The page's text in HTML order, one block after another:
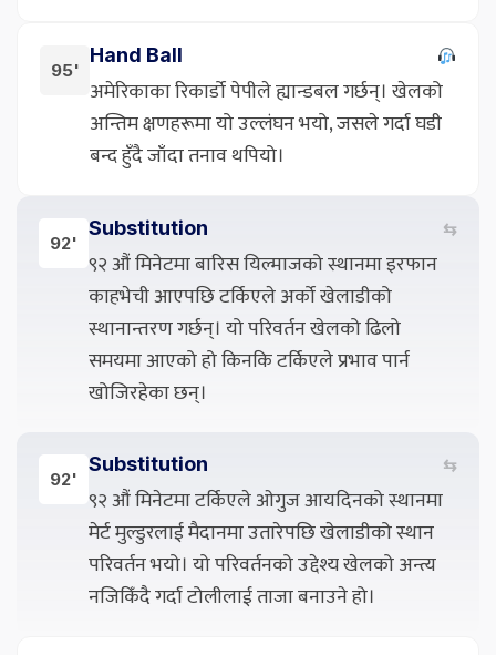
95'
Hand Ball
अमेरिकाका रिकार्डो पेपीले ह्यान्डबल गर्छन्। खेलको
अन्तिम क्षणहरूमा यो उल्लंघन भयो, जसले गर्दा घडी
बन्द हुँदै जाँदा तनाव थपियो।
92'
Substitution ⇆
९२ औं मिनेटमा बारिस यिल्माजको स्थानमा इरफान
काहभेची आएपछि टर्किएले अर्को खेलाडीको
स्थानान्तरण गर्छन्। यो परिवर्तन खेलको ढिलो
समयमा आएको हो किनकि टर्किएले प्रभाव पार्न
खोजिरहेका छन्।
92'
Substitution ⇆
९२ औं मिनेटमा टर्किएले ओगुज आयदिनको स्थानमा
मेर्ट मुल्डुरलाई मैदानमा उतारेपछि खेलाडीको स्थान
परिवर्तन भयो। यो परिवर्तनको उद्देश्य खेलको अन्त्य
नजिकिँदै गर्दा टोलीलाई ताजा बनाउने हो।